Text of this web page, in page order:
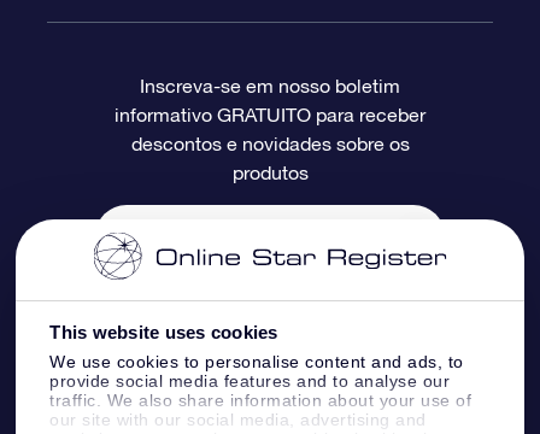
This website uses cookies
We use cookies to personalise content and ads, to
provide social media features and to analyse our
traffic. We also share information about your use of
our site with our social media, advertising and
Avaliações
O cartão de presente da OSR
Presentes corporativos
Página estelar personalizada
Um Milhão de Estrelas
OSR Starsaver
Aplicativo RV Fly me to the stars
Informações de pagamento
Política de devolução
Constelações
Inscreva-se em nosso boletim
informativo GRATUITO para receber
descontos e novidades sobre os
produtos